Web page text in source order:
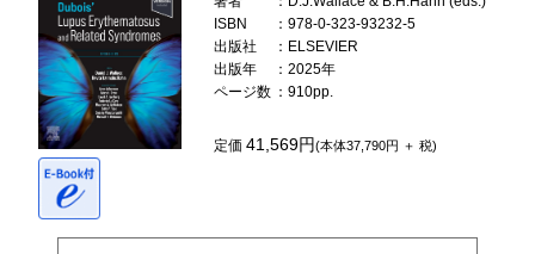
ISBN
：978-0-323-93232-5
出版社
：ELSEVIER
出版年
：2025年
ページ数 ：910pp.
定価41,569円(本体37,790円 ＋ 税)